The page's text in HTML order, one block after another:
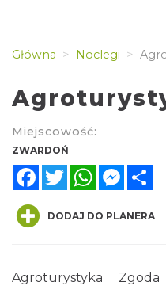
Główna Noclegi
Miejscowość:
ZWARDOŃ
FacebookTwitterWhatsApp
DODAJ DO PLANERA
Agroturystyka